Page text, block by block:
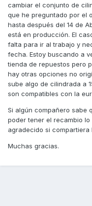
cambiar el conjunto de
que he preguntado por el
hasta después del 14 de
está en producción. El
falta para ir al trabajo y
fecha. Estoy buscando a
tienda de repuestos pero
hay otras opciones no
sube algo de cilindrada a
son compatibles con la
Si algún compañero sabe
poder tener el recambio
agradecido si compartiera
Muchas gracias.